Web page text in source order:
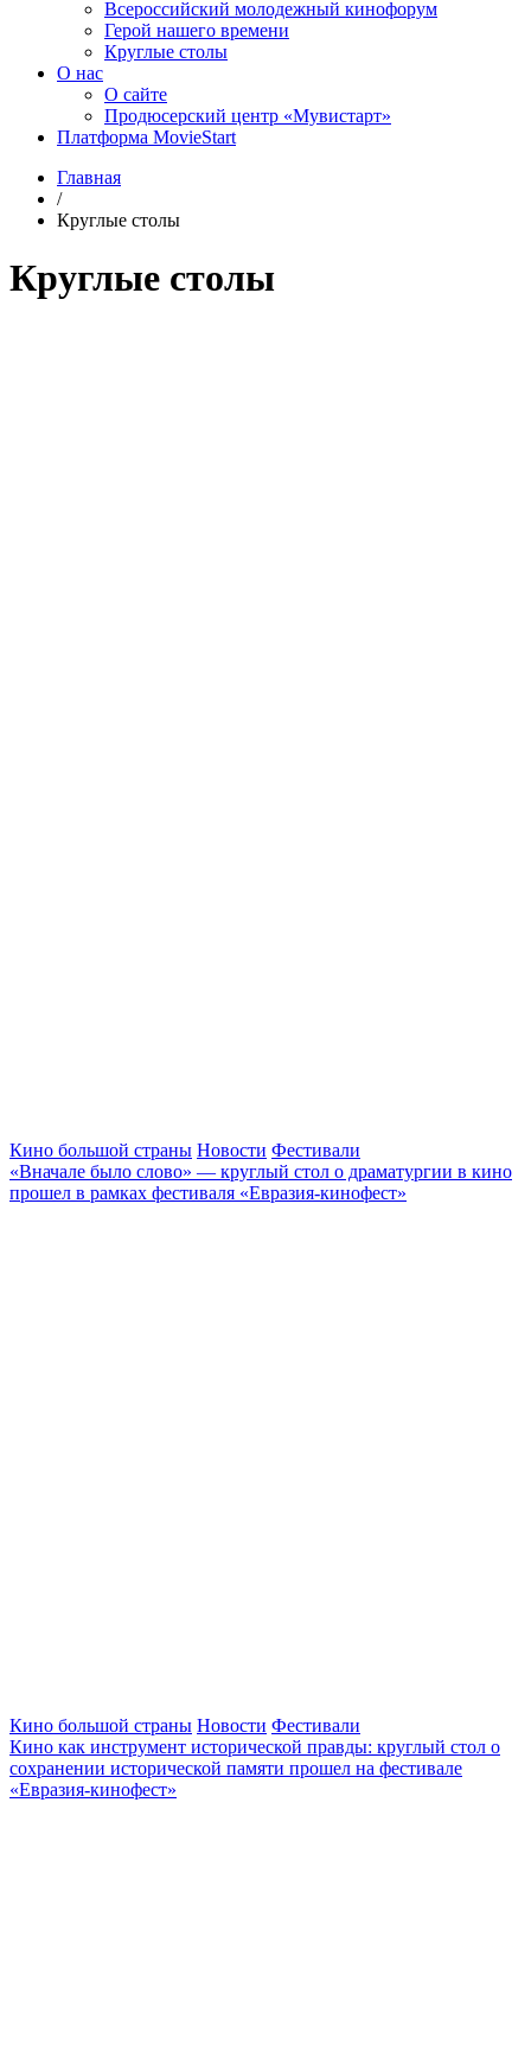
Всероссийский молодежный кинофорум
Герой нашего времени
Круглые столы
О нас
О сайте
Продюсерский центр «Мувистарт»
Платформа MovieStart
Главная
/
Круглые столы
Круглые столы
Кино большой страны Новости Фестивали
«Вначале было слово» — круглый стол о драматургии в кино
прошел в рамках фестиваля «Евразия-кинофест»
Кино большой страны Новости Фестивали
Кино как инструмент исторической правды: круглый стол о
сохранении исторической памяти прошел на фестивале
«Евразия-кинофест»